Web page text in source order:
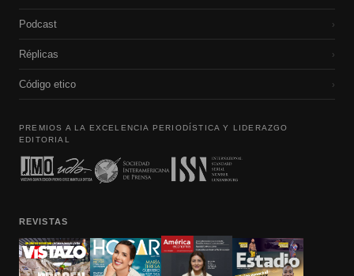
Podcast ›
Réplicas ›
Código etico ›
PREMIOS A LA EXCELENCIA PERIODÍSTICA Y LIDERAZGO
EDITORIAL
REVISTAS